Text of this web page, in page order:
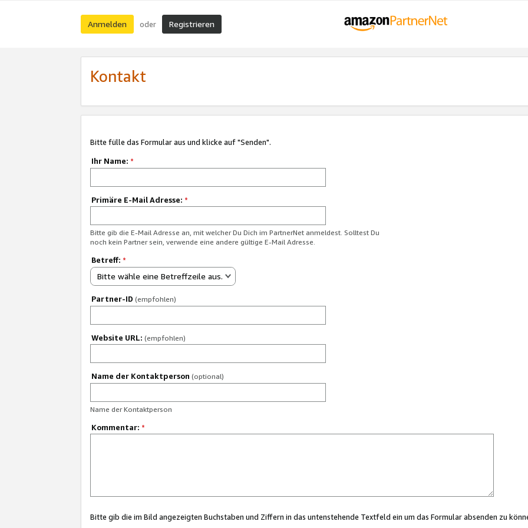
Anmelden oder Registrieren
Kontakt
Bitte fülle das Formular aus und klicke auf "Senden".
Ihr Name: *
Primäre E-Mail Adresse: *
Bitte gib die E-Mail Adresse an, mit welcher Du Dich im PartnerNet anmeldest. Solltest Du
noch kein Partner sein, verwende eine andere gültige E-Mail Adresse.
Betreff: *
Bitte wähle eine Betreffzeile aus.
Partner-ID (empfohlen)
Website URL: (empfohlen)
Name der Kontaktperson (optional)
Name der Kontaktperson
Kommentar: *
Bitte gib die im Bild angezeigten Buchstaben und Ziffern in das untenstehende Textfeld ein um das Formular absenden zu